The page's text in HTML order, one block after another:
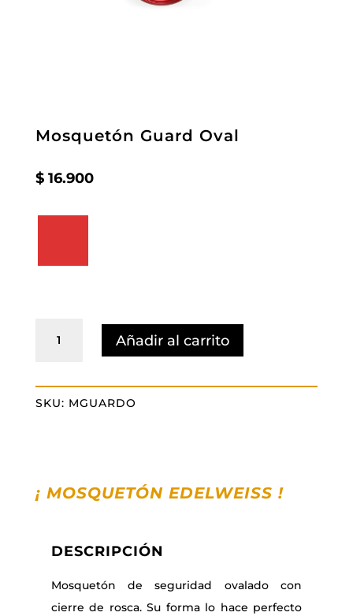
Mosquetón Guard Oval
$16.900
Añadir al carrito
SKU: MGUARDO
¡ MOSQUETÓN EDELWEISS !
DESCRIPCIÓN
Mosquetón de seguridad ovalado con
cierre de rosca. Su forma lo hace perfecto